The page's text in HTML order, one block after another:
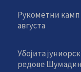
Рукометни камп
августа
Убојита
редове